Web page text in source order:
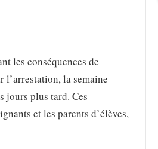
les conséquences de
l’arrestation, la semaine
jours plus tard. Ces
et les parents d’élèves,